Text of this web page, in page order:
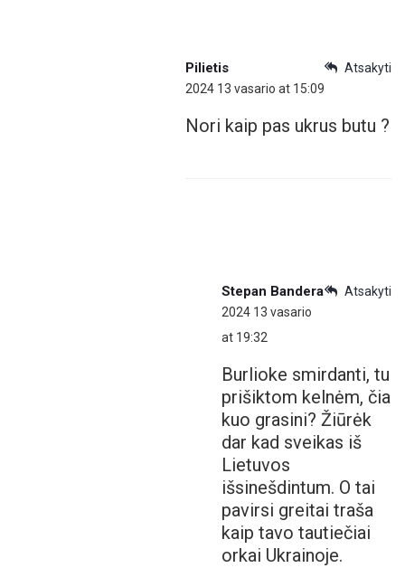
Atsakyti
Pilietis
2024 13 vasario at 15:09
Nori kaip pas ukrus butu ?
Atsakyti
Stepan Bandera
2024 13 vasario
at 19:32
Burlioke smirdanti, tu
prišiktom kelnėm, čia
kuo grasini? Žiūrėk
dar kad sveikas iš
Lietuvos
išsinešdintum. O tai
pavirsi greitai traša
kaip tavo tautiečiai
orkai Ukrainoje.